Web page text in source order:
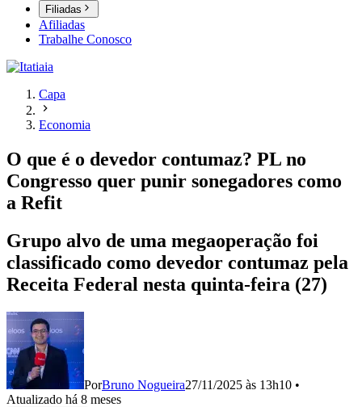
Filiadas
Afiliadas
Trabalhe Conosco
Capa
Economia
O que é o devedor contumaz? PL no
Congresso quer punir sonegadores como
a Refit
Grupo alvo de uma megaoperação foi
classificado como devedor contumaz pela
Receita Federal nesta quinta-feira (27)
PorBruno Nogueira27/11/2025 às 13h10 •
Atualizado há 8 meses